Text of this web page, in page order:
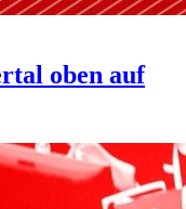
oben auf